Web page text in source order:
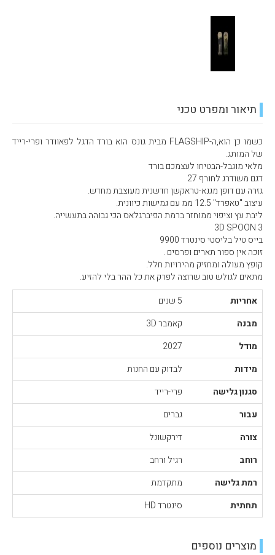
תיאור ומפרט טכני
כשמו כן הוא,ה-FLAGSHIP מבית גונס הוא בורד הדגל לפאוודר ופרי-רייד
של המותג.
מלאי מוגבל-הבטיחו לעצמכם בורד
דגם משודרג לחורף 27
גזרה עם דופן מגנא-טראקשן חדשנית מעוצבת מחדש.
עיצוב "טאפרד" 12.5 ממ עם גמישות כיוונית.
ליבת עץ וציפוי ממוחזר ברמת הפיברגלאס הכי גבוהה בתעשייה.
3D SPOON 3
בייס טיל בליסטי סינטרד 9900
זוכה אין ספור תארים ופרסים .
קופץ מעולה ומחזיק מהירויות חלל.
מתאים לגולש טוב שרוצה לפרק את כל ההר בלי להזיע.
אחריות
5 שנים
מבנה
קאמבר 3D
מודל
2027
מידות
לבדוק עם החנות
סגנון גלישה
פרי-רייד
עבור
גברים
צורה
דירקשונל
רוחב
רגיל ורחב
רמת גלישה
מתקדמת
תחתית
סינטרד HD
מוצרים נוספים